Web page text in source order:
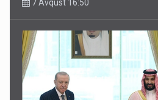
7 Avqust 16:50